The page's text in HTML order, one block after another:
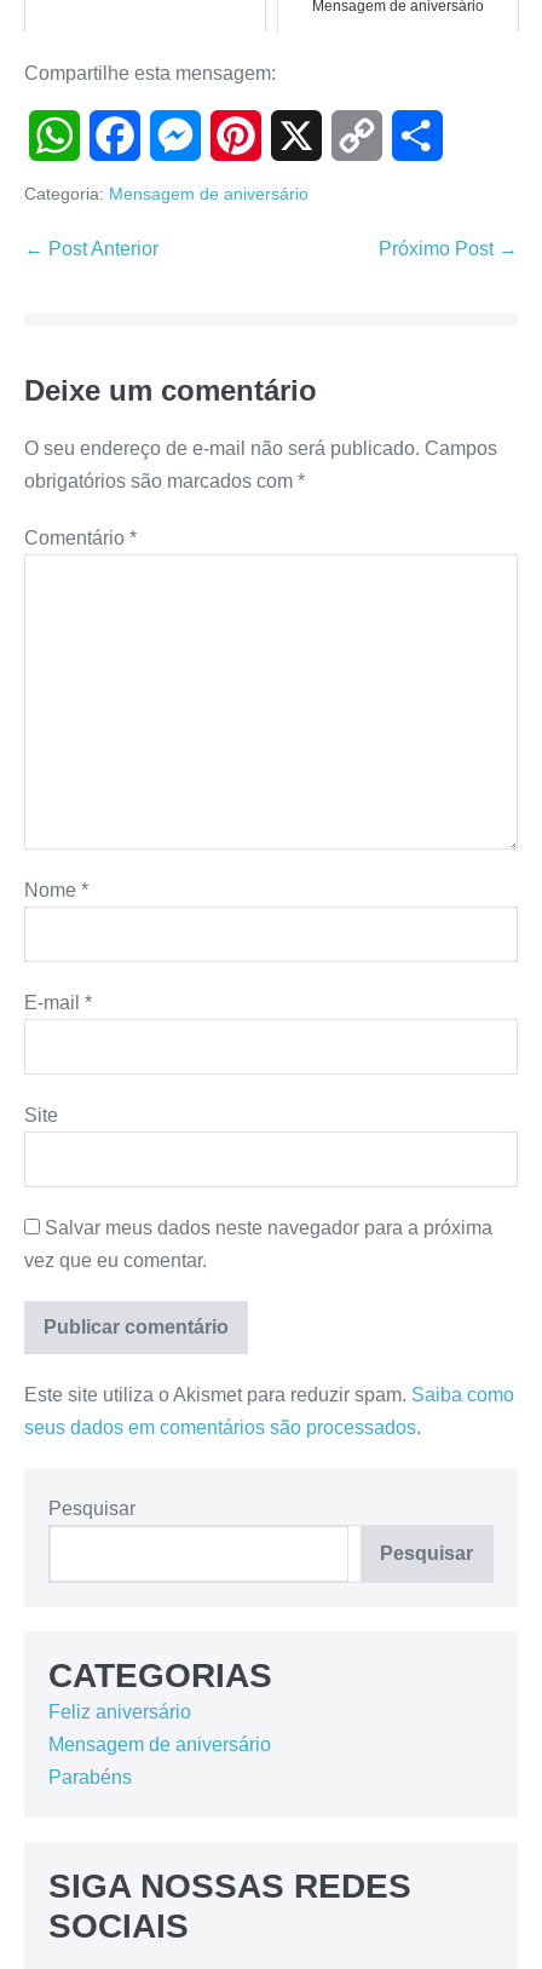
Mensagem de aniversário
Compartilhe esta mensagem:
W
s
A
p
p
a
b
o
o
k
e
n
g
e
r
e
X
i
Categoria: Mensagem de aniversário
Navegação
← Post Anterior Próximo Post →
Deixe um comentário
O seu endereço de e-mail não será publicado. Campos
obrigatórios são marcados com *
Comentário *
Nome *
E-mail *
Site
Salvar meus dados neste navegador para a próxima
vez que eu comentar.
Este site utiliza o Akismet para reduzir spam. Saiba como
seus dados em comentários são processados.
Pesquisar
Pesquisar
CATEGORIAS
Feliz aniversário
Mensagem de aniversário
Parabéns
SIGA NOSSAS REDES
SOCIAIS